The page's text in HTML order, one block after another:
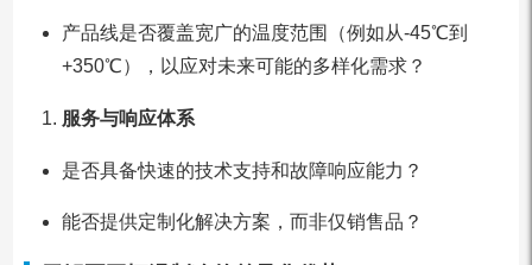
产品线是否覆盖宽广的温度范围（例如从-45℃到
+350℃），以应对未来可能的多样化需求？
服务与响应体系
是否具备快速的技术支持和故障响应能力？
能否提供定制化解决方案，而非仅销售品？